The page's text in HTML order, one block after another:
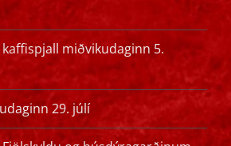
miðvikudaginn 5.
29. júlí